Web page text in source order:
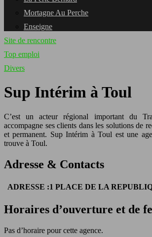
Mortagne Au Perche
Enseigne
Site de rencontre
Top emploi
Divers
Sup Intérim à Toul
C’est un acteur régional important du
accompagne ses clients dans les solutions de
et permanent. Sup Intérim à Toul est une
trouve à Toul.
Adresse & Contacts
ADRESSE :1 PLACE DE LA
Horaires d’ouverture et de
Pas d’horaire pour cette agence.